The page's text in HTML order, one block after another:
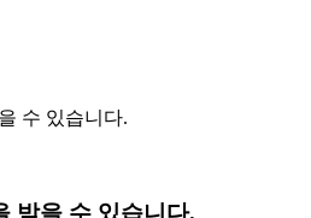
수 있습니다.